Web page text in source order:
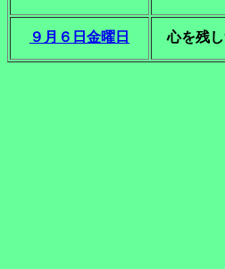
９月６日金曜日 心を残し